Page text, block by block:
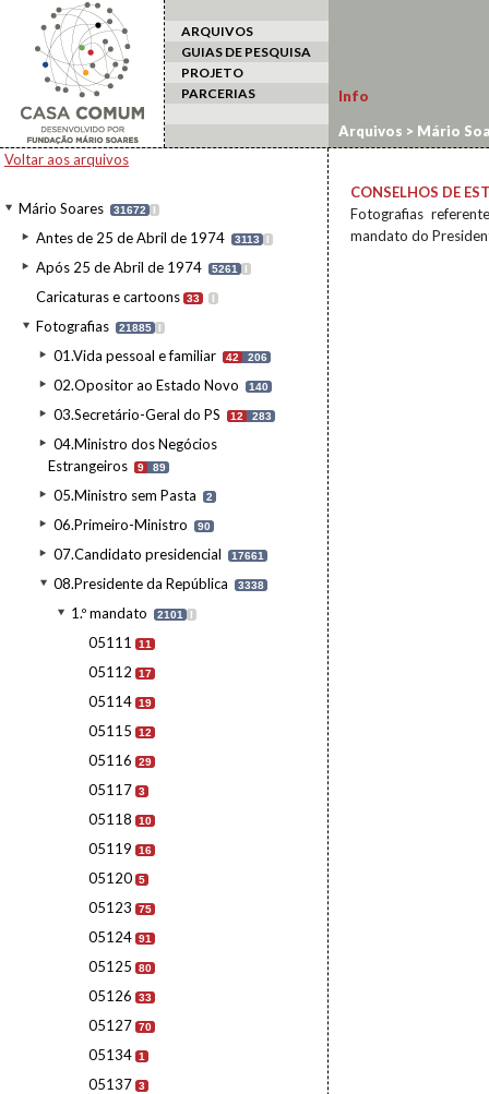
ARQUIVOS
GUIAS DE PESQUISA
PROJETO
PARCERIAS
Voltar aos arquivos
Mário Soares 31672 I
Antes de 25 de Abril de 1974 3113 I
Após 25 de Abril de 1974 5261 I
Caricaturas e cartoons 33 I
Fotografias 21885 I
01.Vida pessoal e familiar 42 206
02.Opositor ao Estado Novo 140
03.Secretário-Geral do PS 12 283
04.Ministro dos Negócios
Estrangeiros
9 89
05.Ministro sem Pasta 2
06.Primeiro-Ministro 90
07.Candidato presidencial 17661
08.Presidente da República 3338
1.º mandato 2101 I
05111 11
05112 17
05114 19
05115 12
05116 29
05117 3
05118 10
05119 16
05120 5
05123 75
05124 91
05125 80
05126 33
05127 70
05134 1
05137 3
Info
Arquivos > Mário
CONSELHOS DE
Fotografias
mandato do